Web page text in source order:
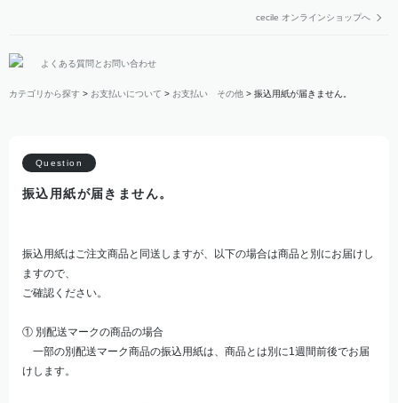
cecile オンラインショップへ
よくある質問とお問い合わせ
カテゴリから探す > お支払いについて > お支払い その他 > 振込用紙が届きません。
振込用紙が届きません。
振込用紙はご注文商品と同送しますが、以下の場合は商品と別にお届けし
ますので、
ご確認ください。
① 別配送マークの商品の場合
一部の別配送マーク商品の振込用紙は、商品とは別に1週間前後でお届
けします。